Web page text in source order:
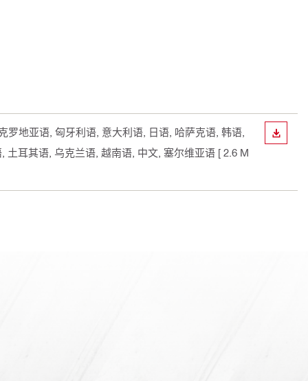
地亚语, 匈牙利语, 意大利语, 日语, 哈萨克语, 韩语,
土耳其语, 乌克兰语, 越南语, 中文, 塞尔维亚语 [ 2.6 M
下載